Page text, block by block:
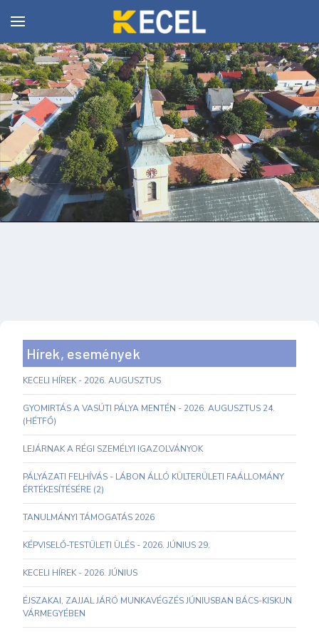
Hírek, események
KECELI HÍREK - 2026. AUGUSZTUS
GYOMIRTÁS A VASÚTI PÁLYA MENTÉN - 2026. AUGUSZTUS 24.
(HÉTFŐ)
LEJÁRNAK A RÉGI SZEMÉLYI IGAZOLVÁNYOK
PÁLYÁZATI FELHÍVÁS - LÁBON ÁLLÓ KÜLTERÜLETI FAÁLLOMÁNY
ÉRTÉKESÍTÉSÉRE (2)
TANULMÁNYI TÁMOGATÁS 2026
KÉPVISELŐ-TESTÜLETI ÜLÉS - 2026. JÚNIUS 29.
KECELI HÍREK - 2026. JÚNIUS
ÉJSZAKAI, ZAJJAL JÁRÓ MUNKAVÉGZÉS JÚNIUSBAN BÁCS-KISKUN
VÁRMEGYÉBEN